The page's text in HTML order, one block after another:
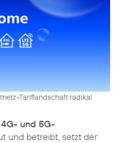
Tariflandschaft radikal
und 5G-
und betreibt, setzt der